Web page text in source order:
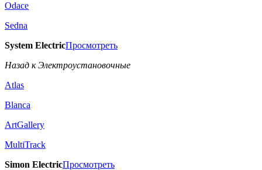
Odace
Sedna
System ElectricПросмотреть
Назад к Электроустановочные
Atlas
Blanca
ArtGallery
MultiTrack
Simon ElectricПросмотреть